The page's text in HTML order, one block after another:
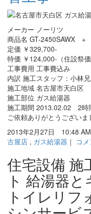
メーカー ノーリツ
商品名 GT-2450SAWX +
定価 ￥329,700-
特価 ￥124,000-（住設祭価
工事費用 工事費込み
内訳 施工スタッフ：小林兄
施工地域 名古屋市天白区
施工部位 ガス給湯器
施工期間 2013.02.02 2時
ご依頼ありがとうござい
2013年2月27日 10:48
古屋店 , ガス給湯器 ｜ コメ
住宅設備 施
ト 給湯器
トイレリフ